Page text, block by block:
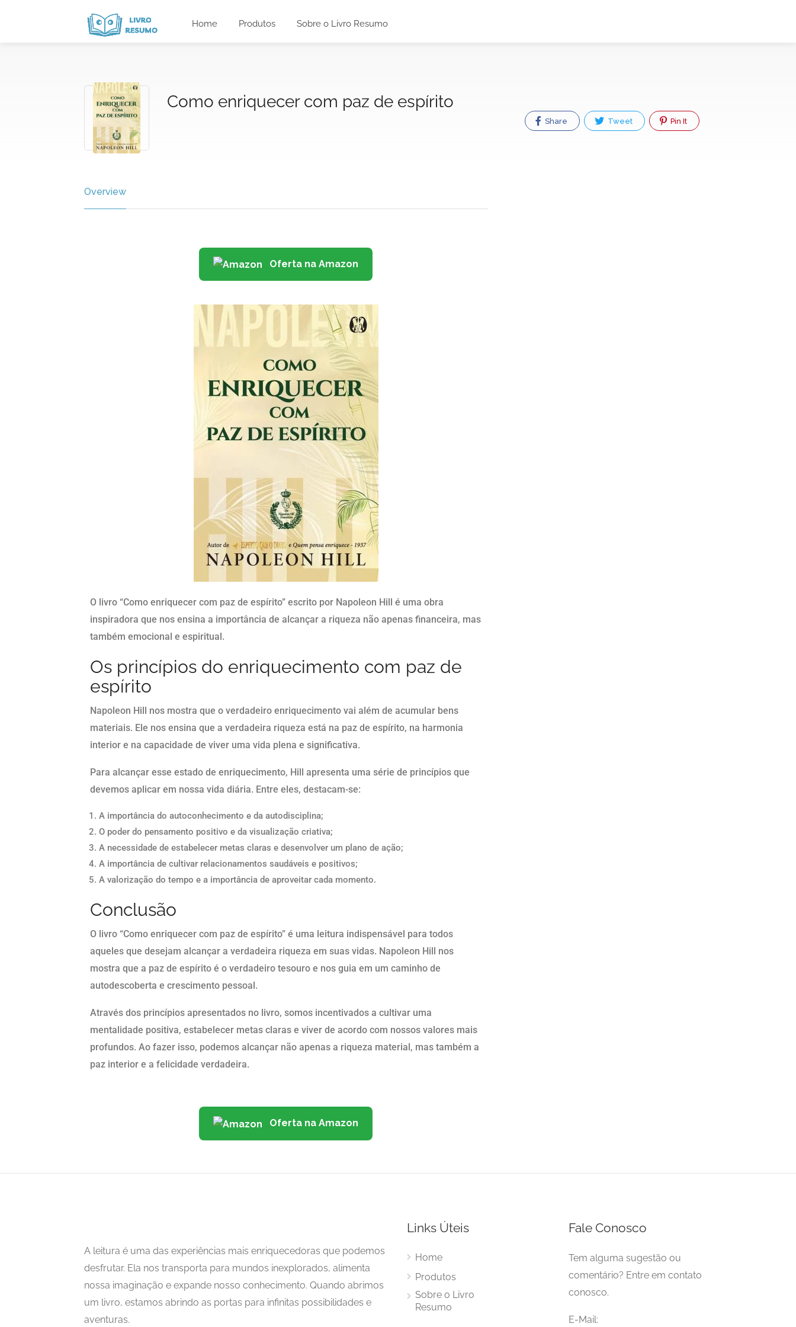
Home Produtos Sobre o Livro Resumo
Como enriquecer com paz de espírito
Overview
Oferta na Amazon
O livro “Como enriquecer com paz de espírito” escrito por Napoleon Hill é uma obra
inspiradora que nos ensina a importância de alcançar a riqueza não apenas financeira, mas
também emocional e espiritual.
Os princípios do enriquecimento com paz de
espírito
Napoleon Hill nos mostra que o verdadeiro enriquecimento vai além de acumular bens
materiais. Ele nos ensina que a verdadeira riqueza está na paz de espírito, na harmonia
interior e na capacidade de viver uma vida plena e significativa.
Para alcançar esse estado de enriquecimento, Hill apresenta uma série de princípios que
devemos aplicar em nossa vida diária. Entre eles, destacam-se:
A importância do autoconhecimento e da autodisciplina;
O poder do pensamento positivo e da visualização criativa;
A necessidade de estabelecer metas claras e desenvolver um plano de ação;
A importância de cultivar relacionamentos saudáveis e positivos;
A valorização do tempo e a importância de aproveitar cada momento.
Conclusão
O livro “Como enriquecer com paz de espírito” é uma leitura indispensável para todos
aqueles que desejam alcançar a verdadeira riqueza em suas vidas. Napoleon Hill nos
mostra que a paz de espírito é o verdadeiro tesouro e nos guia em um caminho de
autodescoberta e crescimento pessoal.
Através dos princípios apresentados no livro, somos incentivados a cultivar uma
mentalidade positiva, estabelecer metas claras e viver de acordo com nossos valores mais
profundos. Ao fazer isso, podemos alcançar não apenas a riqueza material, mas também a
paz interior e a felicidade verdadeira.
Oferta na Amazon
Share Tweet Pin It
A leitura é uma das experiências mais enriquecedoras que podemos
desfrutar. Ela nos transporta para mundos inexplorados, alimenta
nossa imaginação e expande nosso conhecimento. Quando abrimos
um livro, estamos abrindo as portas para infinitas possibilidades e
aventuras.
Links Úteis
Home
Produtos
Sobre o Livro
Resumo
Fale Conosco
Tem alguma sugestão ou
comentário? Entre em contato
conosco.
E-Mail: